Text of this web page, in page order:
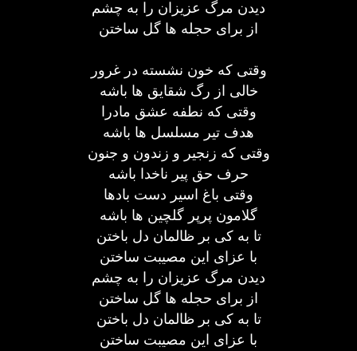
دیدن مرگ عزیزان را به چشم
از برای حجله ها گل ساختن
وقتی که خون نشسته در غرور
خالی از رگ شقایق ها باشه
وقتی که نطفه عشق مادرا
هدف تیر مسلسل ها باشه
وقتی که زنجیر و زندون و جنون
حرف حق پیر ناخدا باشه
وقتی باغ اسیر دست بادها
گلامون پرپر گلچین ها باشه
تا به کی بر ظالمان دل باختن
با عزای این مصیبت ساختن
دیدن مرگ عزیزان را به چشم
از برای حجله ها گل ساختن
تا به کی بر ظالمان دل باختن
با عزای این مصیبت ساختن